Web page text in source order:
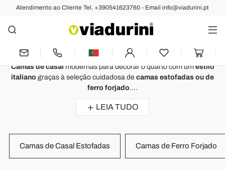
Atendimento ao Cliente Tel. +390541623760 - Email info@viadurini.pt
Camas de Casal Estilo Clássico e
Moderno - Made in Italy
Camas de casalmodernas para decorar o quarto com umestilo
italiano graças à seleção cuidadosa de camas estofadas ou de
ferro forjado....
LEIA TUDO
Camas de Casal Estofadas Camas de Ferro Forjado